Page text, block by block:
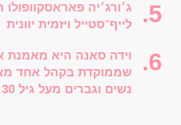
ג׳ורג׳יה פאראסקוופולו
לייף־סטייל ויזמית יוונית
וידה סאנה היא מאמנת
שממוקדת בקהל אחד
נשים וגברים מעל גיל 30